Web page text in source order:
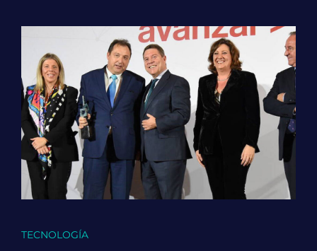
TECNOLOGÍA